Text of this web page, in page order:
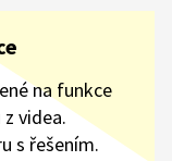
na funkce
videa.
s řešením.​